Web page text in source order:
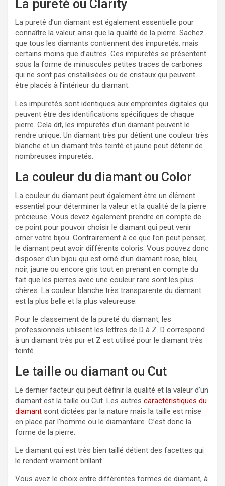
La pureté ou Clarity
La pureté d’un diamant est également essentielle pour
connaître la valeur ainsi que la qualité de la pierre. Sachez
que tous les diamants contiennent des impuretés, mais
certains moins que d’autres. Ces impuretés se présentent
sous la forme de minuscules petites traces de carbones
qui ne sont pas cristallisées ou de cristaux qui peuvent
être placés à l’intérieur du diamant.
Les impuretés sont identiques aux empreintes digitales qui
peuvent être des identifications spécifiques de chaque
pierre. Cela dit, les impuretés d’un diamant peuvent le
rendre unique. Un diamant très pur détient une couleur très
blanche et un diamant très teinté et jaune peut détenir de
nombreuses impuretés.
La couleur du diamant ou Color
La couleur du diamant peut également être un élément
essentiel pour déterminer la valeur et la qualité de la pierre
précieuse. Vous devez également prendre en compte de
ce point pour pouvoir choisir le diamant qui peut venir
orner votre bijou. Contrairement à ce que l’on peut penser,
le diamant peut avoir différents coloris. Vous pouvez donc
disposer d’un bijou qui est orné d’un diamant rose, bleu,
noir, jaune ou encore gris tout en prenant en compte du
fait que les pierres avec une couleur rare sont les plus
chères. La couleur blanche très transparente du diamant
est la plus belle et la plus valeureuse.
Pour le classement de la pureté du diamant, les
professionnels utilisent les lettres de D à Z. D correspond
à un diamant très pur et Z est utilisé pour le diamant très
teinté.
Le taille ou diamant ou Cut
Le dernier facteur qui peut définir la qualité et la valeur d’un
diamant est la taille ou Cut. Les autres caractéristiques du
diamant sont dictées par la nature mais la taille est mise
en place par l’homme ou le diamantaire. C’est donc la
forme de la pierre.
Le diamant qui est très bien taillé détient des facettes qui
le rendent vraiment brillant.
Vous avez le choix entre différentes formes de diamant, à